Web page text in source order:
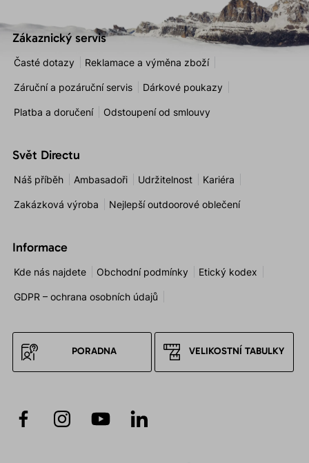
Zákaznický servis
Časté dotazy Reklamace a výměna zboží
Záruční a pozáruční servis Dárkové poukazy
Platba a doručení Odstoupení od smlouvy
Svět Directu
Náš příběh Ambasadoři Udržitelnost Kariéra
Zakázková výroba Nejlepší outdoorové oblečení
Informace
Kde nás najdete Obchodní podmínky Etický kodex
GDPR – ochrana osobních údajů
PORADNA VELIKOSTNÍ TABULKY